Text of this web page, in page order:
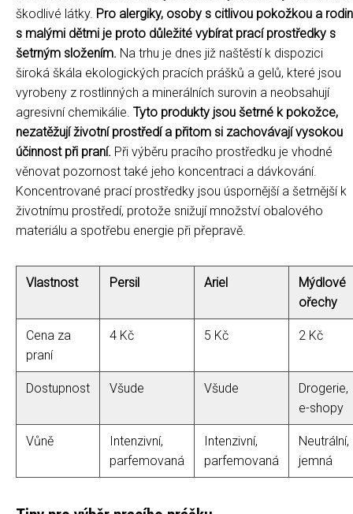
škodlivé látky. Pro alergiky, osoby s citlivou pokožkou a
s malými dětmi je proto důležité vybírat prací prostředky s
šetrným složením. Na trhu je dnes již naštěstí k dispozici
široká škála ekologických pracích prášků a gelů, které jsou
vyrobeny z rostlinných a minerálních surovin a neobsahují
agresivní chemikálie. Tyto produkty jsou šetrné k pokožce,
nezatěžují životní prostředí a přitom si zachovávají vysokou
účinnost při praní. Při výběru pracího prostředku je vhodné
věnovat pozornost také jeho koncentraci a dávkování.
Koncentrované prací prostředky jsou úspornější a šetrnější k
životnímu prostředí, protože snižují množství obalového
materiálu a spotřebu energie při přepravě.
Vlastnost Persil Ariel
Mýdlové
ořechy
Cena za
praní
4 Kč 5 Kč 2 Kč
Dostupnost Všude Všude
Drogerie,
e-shopy
Vůně
Intenzivní,
parfemovaná
Intenzivní,
parfemovaná
Neutrální,
jemná